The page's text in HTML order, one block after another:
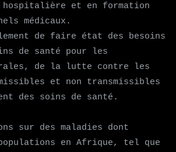
et en formation
médicaux.
de faire état des besoins
de santé pour les
de la lutte contre les
et non transmissibles
des soins de santé.
sur des maladies dont
en Afrique, tel que